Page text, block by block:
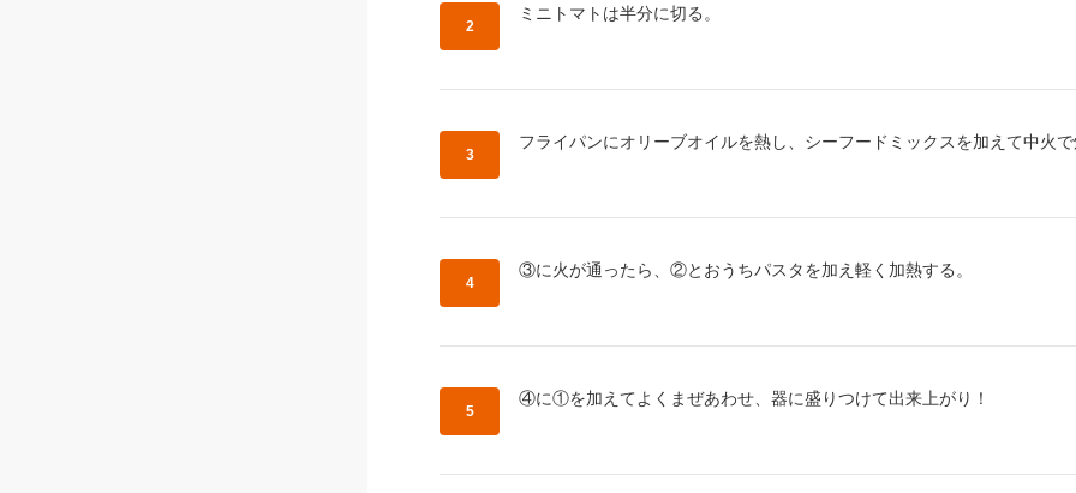
作り方2：
ミニトマトは半分に切る。
作り方3：
フライパンにオリーブオイルを熱し、シーフードミックスを加えて中火
作り方4：
③に火が通ったら、②とおうちパスタを加え軽く加熱する。
作り方5：
④に①を加えてよくまぜあわせ、器に盛りつけて出来上がり！